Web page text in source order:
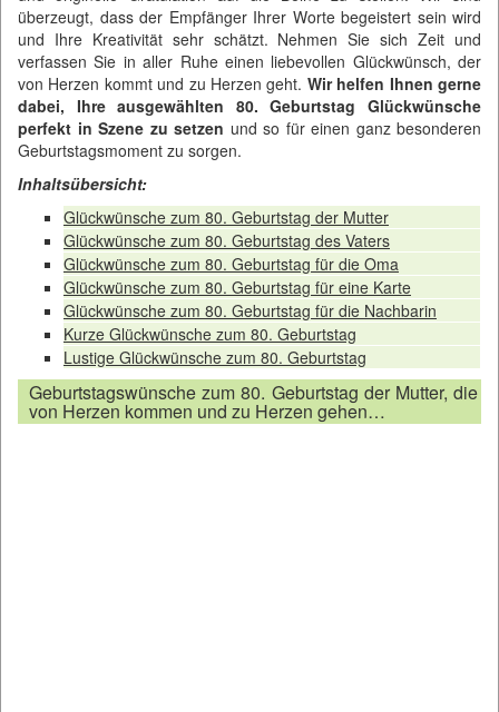
überzeugt, dass der Empfänger Ihrer Worte begeistert sein wird
und Ihre Kreativität sehr schätzt. Nehmen Sie sich Zeit und
verfassen Sie in aller Ruhe einen liebevollen Glückwünsch, der
von Herzen kommt und zu Herzen geht. Wir helfen Ihnen gerne
dabei, Ihre ausgewählten 80. Geburtstag Glückwünsche
perfekt in Szene zu setzen und so für einen ganz besonderen
Geburtstagsmoment zu sorgen.
Inhaltsübersicht:
Glückwünsche zum 80. Geburtstag der Mutter
Glückwünsche zum 80. Geburtstag des Vaters
Glückwünsche zum 80. Geburtstag für die Oma
Glückwünsche zum 80. Geburtstag für eine Karte
Glückwünsche zum 80. Geburtstag für die Nachbarin
Kurze Glückwünsche zum 80. Geburtstag
Lustige Glückwünsche zum 80. Geburtstag
Geburtstagswünsche zum 80. Geburtstag der Mutter, die
von Herzen kommen und zu Herzen gehen…